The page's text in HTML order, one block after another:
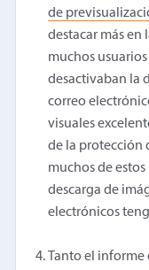
de
destacar más en
muchos
desactivaban la
correo
visuales
de la protección
muchos de
descarga de
electrónicos
Tanto el